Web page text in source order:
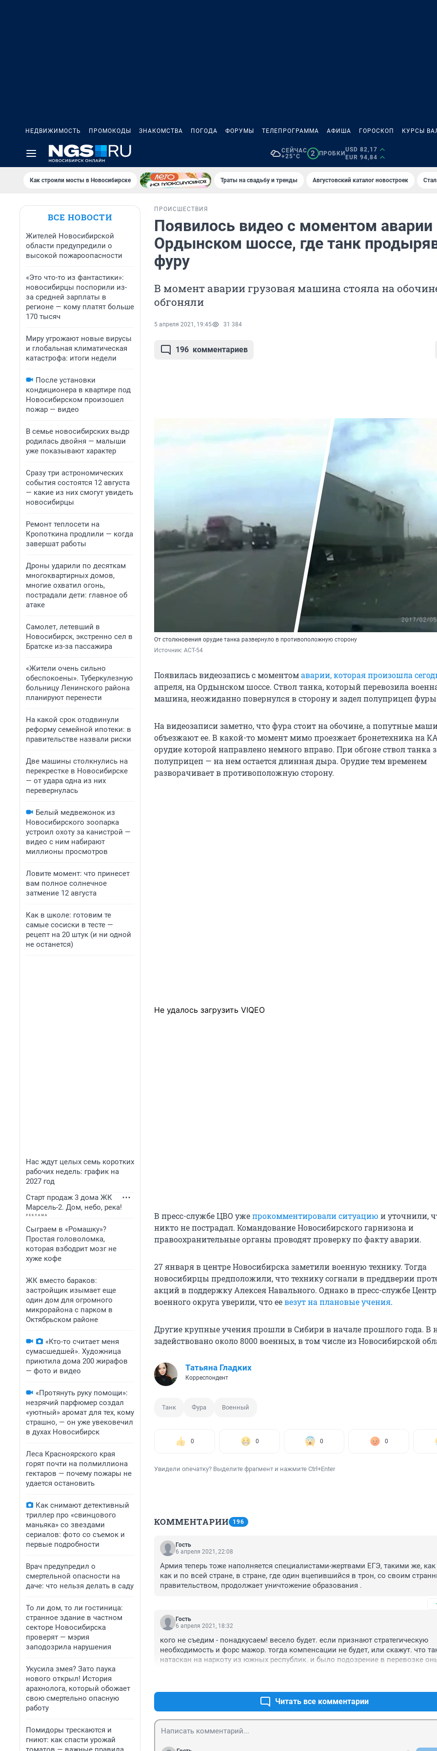
НЕДВИЖИМОСТЬ ПРОМОКОДЫ ЗНАКОМСТВА ПОГОДА ФОРУМЫ ТЕЛЕПРОГРАММА АФИША ГОРОСКОП КУРСЫ
СЕЙЧАС
+25°C
2 ПРОБКИ
USD 82,17
EUR 94,84
Как строили мосты в Новосибирске Траты на свадьбу и тренды Августовский каталог новостроек
ВСЕ НОВОСТИ
Жителей Новосибирской
области предупредили о
высокой пожароопасности
«Это что-то из фантастики»:
новосибирцы поспорили из-
за средней зарплаты в
регионе — кому платят больше
170 тысяч
Миру угрожают новые вирусы
и глобальная климатическая
катастрофа: итоги недели
После установки
кондиционера в квартире под
Новосибирском произошел
пожар — видео
В семье новосибирских выдр
родилась двойня — малыши
уже показывают характер
Сразу три астрономических
события состоятся 12 августа
— какие из них смогут увидеть
новосибирцы
Ремонт теплосети на
Кропоткина продлили — когда
завершат работы
Дроны ударили по десяткам
многоквартирных домов,
многие охватил огонь,
пострадали дети: главное об
атаке
Самолет, летевший в
Новосибирск, экстренно сел в
Братске из-за пассажира
«Жители очень сильно
обеспокоены». Туберкулезную
больницу Ленинского района
планируют перенести
На какой срок отодвинули
реформу семейной ипотеки: в
правительстве назвали риски
Две машины столкнулись на
перекрестке в Новосибирске
— от удара одна из них
перевернулась
Белый медвежонок из
Новосибирского зоопарка
устроил охоту за канистрой —
видео с ним набирают
миллионы просмотров
Ловите момент: что принесет
вам полное солнечное
затмение 12 августа
Как в школе: готовим те
самые сосиски в тесте —
рецепт на 20 штук (и ни одной
не останется)
Нас ждут целых семь коротких
рабочих недель: график на
2027 год
Старт продаж 3 дома ЖК
Марсель-2. Дом, небо, река!
Сыграем в «Ромашку»?
Простая головоломка,
которая взбодрит мозг не
хуже кофе
ЖК вместо бараков:
застройщик изымает еще
один дом для огромного
микрорайона с парком в
Октябрьском районе
«Кто-то считает меня
сумасшедшей». Художница
приютила дома 200 жирафов
— фото и видео
«Протянуть руку помощи»:
незрячий парфюмер создал
«уютный» аромат для тех, кому
страшно, — он уже увековечил
в духах Новосибирск
Леса Красноярского края
горят почти на полмиллиона
гектаров — почему пожары не
удается остановить
Как снимают детективный
триллер про «свинцового
маньяка» со звездами
сериалов: фото со съемок и
первые подробности
Врач предупредил о
смертельной опасности на
даче: что нельзя делать в саду
То ли дом, то ли гостиница:
странное здание в частном
секторе Новосибирска
проверят — мэрия
заподозрила нарушения
Укусила змея? Зато паука
нового открыл! История
арахнолога, который обожает
свою смертельно опасную
работу
Помидоры трескаются и
гниют: как спасти урожай
ПРОИСШЕСТВИЯ
Появилось видео с моментом аварии
Ордынском шоссе, где танк
фуру
В момент аварии грузовая машина стояла на
обгоняли
5 апреля 2021, 19:45 31 384
196 комментариев
От столкновения орудие танка развернуло в противоположную сторону
Источник: АСТ-54
Появилась видеозапись с моментомаварии, которая произошла
апреля, на Ордынском шоссе. Ствол танка, который перевозила
машина, неожиданно повернулся в сторону и задел полуприцеп
На видеозаписи заметно, что фура стоит на обочине, а попутные
объезжают ее. В какой-то момент мимо проезжает бронетехника на
орудие которой направлено немного вправо. При обгоне ствол танка
полуприцеп — на нем остается длинная дыра. Орудие тем временем
разворачивает в противоположную сторону.
Не удалось загрузить VIQEO
В пресс-службе ЦВО ужепрокомментировали ситуацию и уточнили,
никто не пострадал. Командование Новосибирского гарнизона и
правоохранительные органы проводят проверку по факту аварии.
27 января в центре Новосибирска заметили военную технику. Тогда
новосибирцы предположили, что технику согнали в преддверии
акций в поддержку Алексея Навального. Однако в пресс-службе
военного округа уверили, что еевезут на плановые учения.
Другие крупные учения прошли в Сибири в начале прошлого года. В
задействовано около 8000 военных, в том числе из Новосибирской
Татьяна Гладких
Корреспондент
Танк Фура Военный
0 0 0 0
Увидели опечатку? Выделите фрагмент и нажмите Ctrl+Enter
КОММЕНТАРИИ 196
Гость
6 апреля 2021, 22:08
Армия теперь тоже наполняется специалистами-жертвами ЕГЭ, такими же,
как и по всей стране, в стране, где один вцепившийся в трон, со своим
правительством, продолжает уничтожение образования .
Гость
6 апреля 2021, 18:32
кого не съедим - понадкусаем! весело будет. если признают стратегическую
необходимость и форс мажор. тогда компенсации не будет, или скажут. что
натаскан на наркоту из южных республик. и было подозрение в перевозке
Читать все комментарии